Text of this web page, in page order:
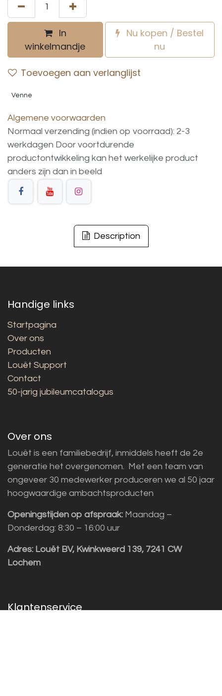
In
winkelmandje
Nu kopen / Bestel
nu
Toevoegen aan verlanglijst
Venne
Algemene voorwaarden
Normaal verzending (indien op voorraad): 2-3
werkdagen Door voortdurende
productontwikkeling kan het werkelijke product
anders zijn dan in beeld
Description
Handige links
Startpagina
Over ons
Producten
Louët Support
Contact
50-jarig jubileumcatalogus
Over ons
Louët is een familiebedrijf, inmiddels heeft de 2e
generatie het overgenomen. Met een team van
ongeveer 30 medewerker produceren we al 50 jaar
hoogwaardige ambachtsproducten
Openingstijden op afspraak: Maandag –
Donderdag: 8:30 – 16:00 uur
Adres: Louët BV, Kwinkweerd 139, 7241 CW
Lochem
Klantenservice